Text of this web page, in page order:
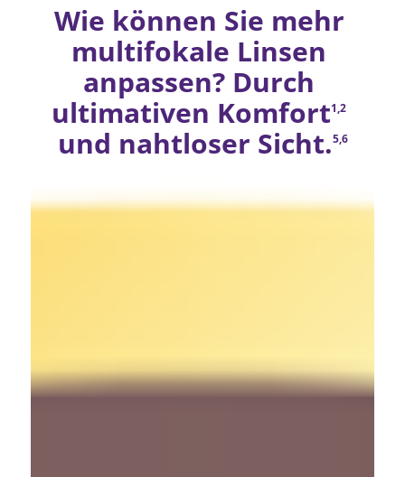
Wie können Sie mehr
multifokale Linsen
anpassen? Durch
ultimativen Komfort1,2
und nahtloser Sicht.5,6